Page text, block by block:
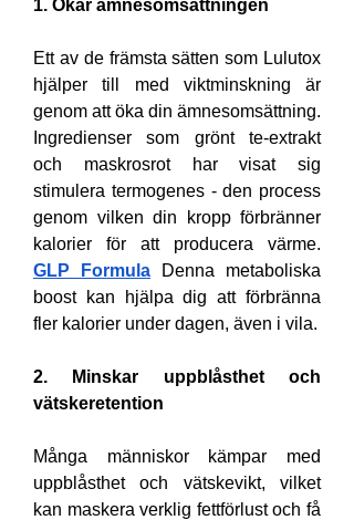
1. Ökar ämnesomsättningen
Ett av de främsta sätten som Lulutox
hjälper till med viktminskning är
genom att öka din ämnesomsättning.
Ingredienser som grönt te-extrakt
och maskrosrot har visat sig
stimulera termogenes - den process
genom vilken din kropp förbränner
GLP Formula Denna metaboliska
boost kan hjälpa dig att förbränna
fler kalorier under dagen, även i vila.
2. Minskar uppblåsthet och
vätskeretention
Många människor kämpar med
uppblåsthet och vätskevikt, vilket
kan maskera verklig fettförlust och få